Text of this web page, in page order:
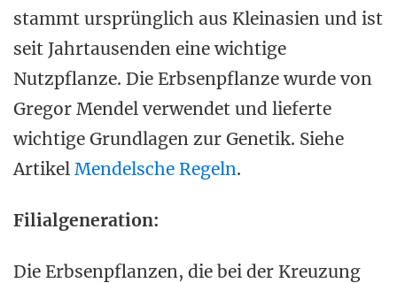
stammt ursprünglich aus Kleinasien und ist
seit Jahrtausenden eine wichtige
Nutzpflanze. Die Erbsenpflanze wurde von
Gregor Mendel verwendet und lieferte
wichtige Grundlagen zur Genetik. Siehe
Artikel Mendelsche Regeln.
Filialgeneration:
Die Erbsenpflanzen, die bei der Kreuzung